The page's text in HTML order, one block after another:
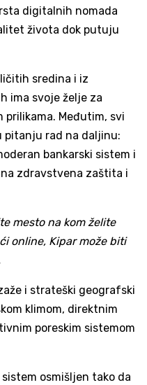
digitalnih nomada
života dok putuju
sredina i iz
ima svoje želje za
prilikama. Međutim, svi
pitanju rad na daljinu:
bankarski sistem i
zdravstvena zaštita i
mesto na kom želite
online, Kipar može biti
i strateški geografski
klimom, direktnim
poreskim sistemom
osmišljen tako da